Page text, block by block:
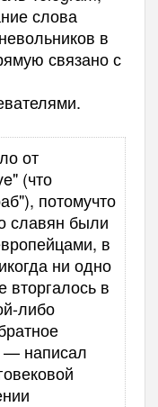
слова
в
связано с
от
(что
потомучто
славян были
в
ни одно
вторгалось в
либо
— написал